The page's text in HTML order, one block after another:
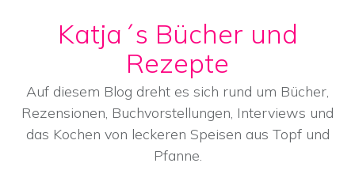
Skip to content
Katja´s Bücher und
Rezepte
Auf diesem Blog dreht es sich rund um Bücher,
Rezensionen, Buchvorstellungen, Interviews und
das Kochen von leckeren Speisen aus Topf und
Pfanne.